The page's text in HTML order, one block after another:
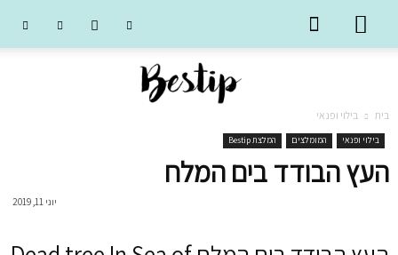
בית בילוי ופנאי
בילוי ופנאי המומלצים המלצת Bestip
העץ הבודד בים המלח
יוני 11, 2019